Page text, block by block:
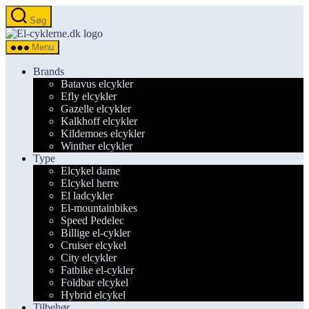
Spring
til
indholdet
Søg
el-
Menu
Brands
Batavus elcykler
Efly elcykler
Gazelle elcykler
Kalkhoff elcykler
Kildemoes elcykler
Winther elcykler
Type
Elcykel dame
Elcykel herre
El ladcykler
El-mountainbikes
Speed Pedelec
Billige el-cykler
Cruiser elcykel
City elcykler
Fatbike el-cykler
Foldbar elcykel
Hybrid elcykel